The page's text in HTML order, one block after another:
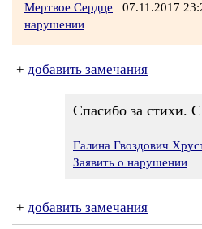
Мертвое Сердце 07.11.2017
нарушении
+ добавить замечания
Спасибо за стихи.
Галина Гвоздович
Заявить о нарушении
+ добавить замечания